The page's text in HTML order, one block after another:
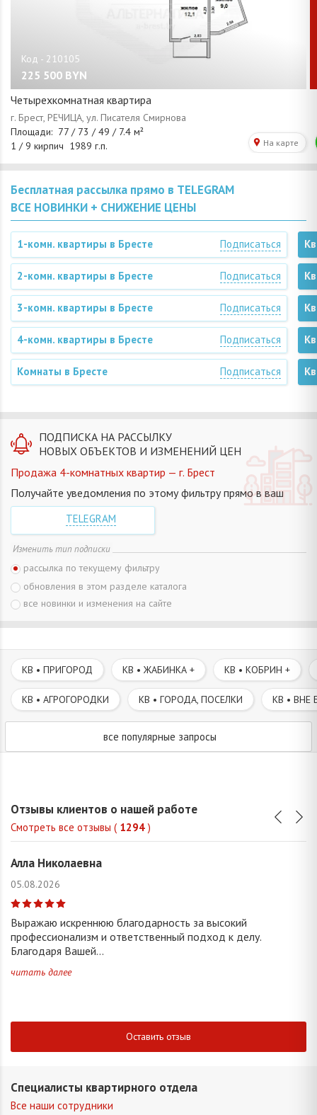
225 500 BYN
Четырехкомнатная квартира
Бесплатная рассылка прямо в TELEGRAM
ВСЕ НОВИНКИ + СНИЖЕНИЕ ЦЕНЫ
1-комн. квартиры в Бресте Подписаться
2-комн. квартиры в Бресте Подписаться
3-комн. квартиры в Бресте Подписаться
4-комн. квартиры в Бресте Подписаться
Комнаты в Бресте Подписаться
ПОДПИСКА НА РАССЫЛКУ
НОВЫХ ОБЪЕКТОВ И ИЗМЕНЕНИЙ ЦЕН
Продажа 4-комнатных квартир — г. Брест
Получайте уведомления по этому фильтру прямо в ваш
TELEGRAM
Изменить тип подписки
рассылка по текущему фильтру
обновления в этом разделе каталога
все новинки и изменения на сайте
КВ • ПРИГОРОД КВ • ЖАБИНКА + КВ • КОБРИН +
КВ • АГРОГОРОДКИ КВ • ГОРОДА, ПОСЕЛКИ КВ • ВНЕ
все популярные запросы
Отзывы клиентов о нашей работе
Смотреть все отзывы ( 1294 )
Алла Николаевна
05.08.2026
Выражаю искреннюю благодарность за высокий
профессионализм и ответственный подход к делу.
Благодаря Вашей...
читать далее
Оставить отзыв
Специалисты квартирного отдела
Все наши сотрудники